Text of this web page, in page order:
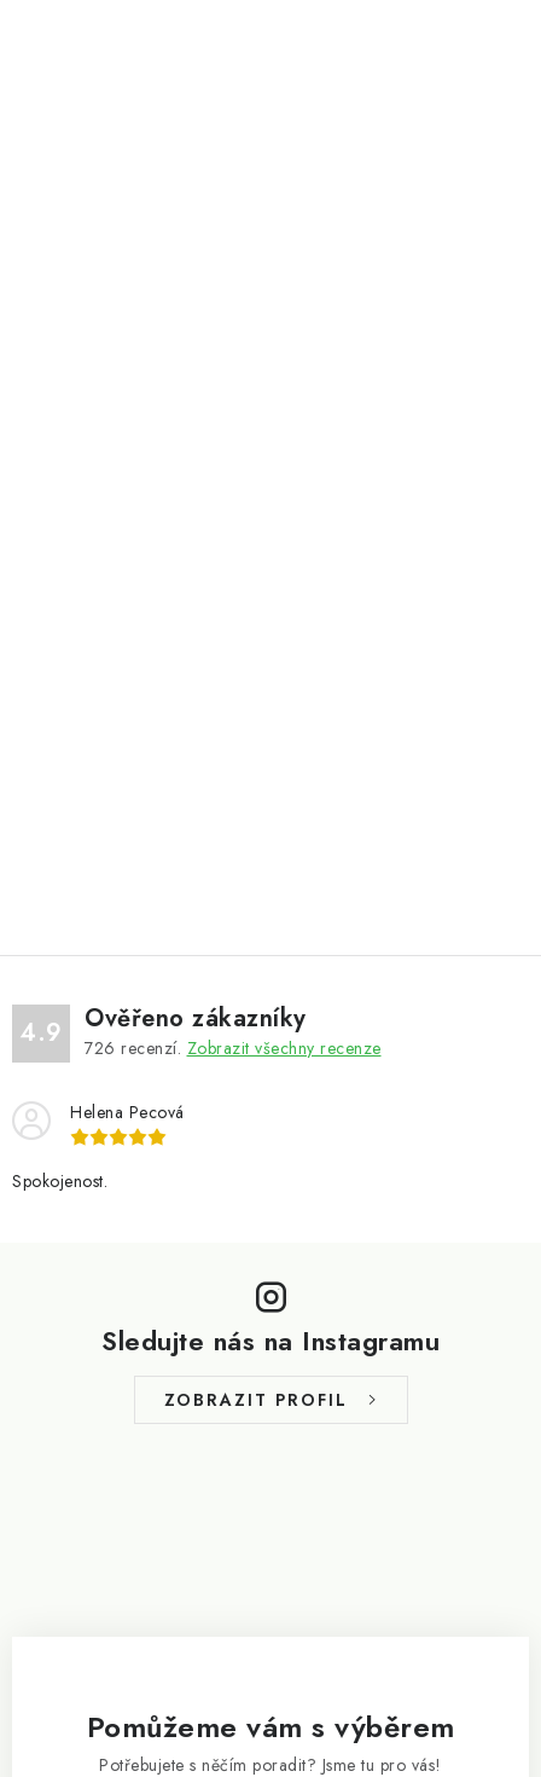
4.9 Ověřeno zákazníky
726 recenzí. Zobrazit všechny recenze
Helena Pecová
Spokojenost.
Sledujte nás na Instagramu
ZOBRAZIT PROFIL
Pomůžeme vám s výběrem
Potřebujete s něčím poradit? Jsme tu pro vás!